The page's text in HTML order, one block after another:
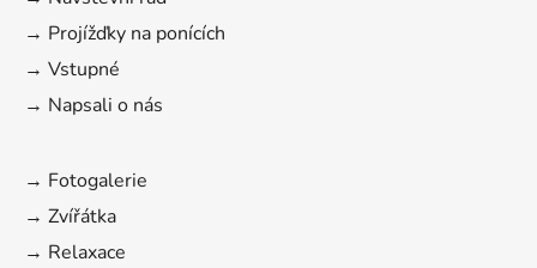
→ Projížďky na ponících
→ Vstupné
→ Napsali o nás
→ Fotogalerie
→ Zvířátka
→ Relaxace